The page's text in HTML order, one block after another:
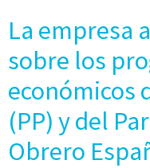
La empresa
sobre los
económicos
(PP) y del
Obrero